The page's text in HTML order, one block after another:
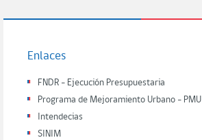
Enlaces
FNDR - Ejecución Presupuestaria
Programa de Mejoramiento Urbano - PMU
Intendecias
SINIM